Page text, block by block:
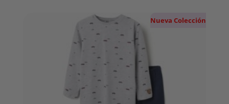
Nueva Colección